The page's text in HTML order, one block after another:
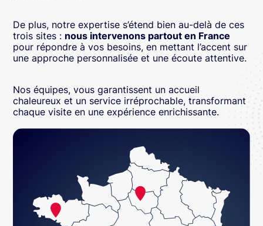
De plus, notre expertise s’étend bien au-delà de ces
trois sites : nous intervenons partout en France
pour répondre à vos besoins, en mettant l’accent sur
une approche personnalisée et une écoute attentive.
Nos équipes, vous garantissent un accueil
chaleureux et un service irréprochable, transformant
chaque visite en une expérience enrichissante.